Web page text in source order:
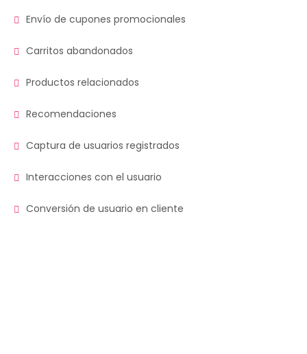
Envío de cupones promocionales
Carritos abandonados
Productos relacionados
Recomendaciones
Captura de usuarios registrados
Interacciones con el usuario
Conversión de usuario en cliente